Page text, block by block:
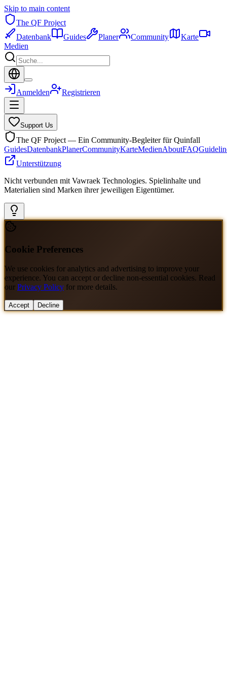
Skip to main content
The QF Project
Datenbank
Guides Planer Community
Karte
Medien
Anmelden Registrieren
Support Us
The QF Project — Ein Community-Begleiter für Quinfall
GuidesDatenbankPlanerCommunityKarteMedienAboutFAQ
Unterstützung
Nicht verbunden mit Vawraek Technologies. Spielinhalte und
Materialien sind Marken ihrer jeweiligen Eigentümer.
Cookie Preferences
We use cookies for analytics and advertising to improve your
experience. You can accept or decline non-essential cookies. Read
our Privacy Policy for more details.
Accept Decline